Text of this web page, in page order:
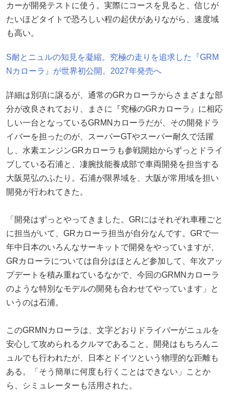
カーが開発テストに使う。実際にコースを見ると、信じが
たいほどタイトで恐ろしい程の起伏がありながら、速度域
も高い。
S耐とニュルの知見を凝縮。究極の走りを追求した『GRM
Nカローラ』が世界初公開。2027年発売へ
詳細は別項に譲るが、通常のGRカローラからさまざまな部
分が改良されており、まさに『究極のGRカローラ』に相応
しい一台となっているGRMNカローラだが、その開発ドラ
イバーを担ったのが、スーパーGTやスーパー耐久で活躍
し、水素エンジンGRカローラも参戦開始からずっとドライ
ブしている石浦と、凄腕技能養成部で車両開発を担当する
大阪晃弘のふたり。石浦が限界域を、大阪が常用域を担い
開発が行われてきた。
「開発はずっとやってきました。GRにはそれぞれ車種ごと
に担当がいて、GRカローラ担当が自分なんです。GRで一
年中日本のいろんなサーキットで開発をやっていますが、
GRカローラについては自分はほとんど参加して、年次アッ
プデートを積み重ねているなかで、今回のGRMNカローラ
のような特別なモデルの開発も合わせてやっています」と
いうのは石浦。
このGRMNカローラは、文字どおりドライバーがニュルを
安心して攻められるクルマであること。開発はもちろんニ
ュルでも行われたが、日本とドイツという物理的な距離も
ある。「そう簡単に何度も行くことはできない」ことか
ら、シミュレーターも活用された。